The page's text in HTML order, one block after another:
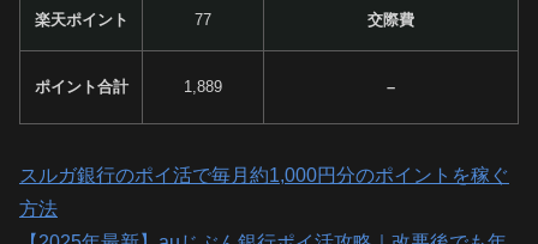
楽天ポイント 77 交際費
ポイント合計 1,889 –
スルガ銀行のポイ活で毎月約1,000円分のポイントを稼ぐ
方法